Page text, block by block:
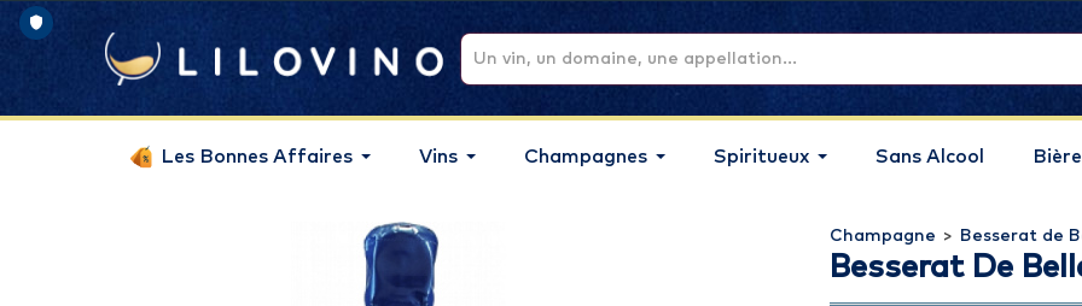
Les Bonnes Affaires Vins Champagnes Spiritueux Sans Alcool
Champagne > Besserat de
Besserat De